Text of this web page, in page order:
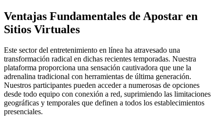
Ventajas Fundamentales de Apostar en
Sitios Virtuales
Este sector del entretenimiento en línea ha atravesado una
transformación radical en dichas recientes temporadas. Nuestra
plataforma proporciona una sensación cautivadora que une la
adrenalina tradicional con herramientas de última generación.
Nuestros participantes pueden acceder a numerosas de opciones
desde todo equipo con conexión a red, suprimiendo las limitaciones
geográficas y temporales que definen a todos los establecimientos
presenciales.